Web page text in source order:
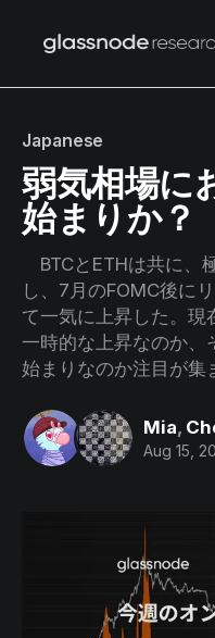
Japanese
弱気相場に
始まりか？
BTCとETHは共に、
し、7月のFOMC後に
て一気に上昇した。現
一時的な上昇なのか、
始まりなのか注目が集
Mia,
Aug 15,